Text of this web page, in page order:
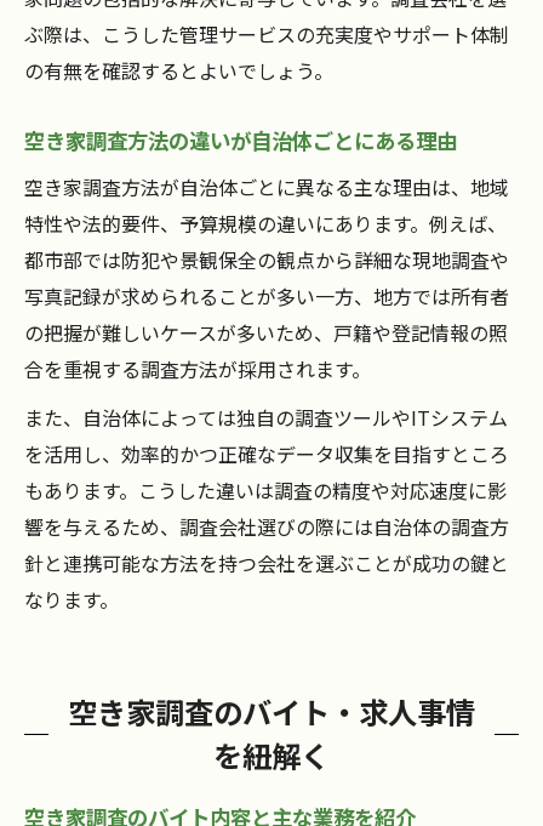
ぶ際は、こうした管理サービスの充実度やサポート体制
の有無を確認するとよいでしょう。
空き家調査方法の違いが自治体ごとにある理由
空き家調査方法が自治体ごとに異なる主な理由は、地域
特性や法的要件、予算規模の違いにあります。例えば、
都市部では防犯や景観保全の観点から詳細な現地調査や
写真記録が求められることが多い一方、地方では所有者
の把握が難しいケースが多いため、戸籍や登記情報の照
合を重視する調査方法が採用されます。
また、自治体によっては独自の調査ツールやITシステム
を活用し、効率的かつ正確なデータ収集を目指すところ
もあります。こうした違いは調査の精度や対応速度に影
響を与えるため、調査会社選びの際には自治体の調査方
針と連携可能な方法を持つ会社を選ぶことが成功の鍵と
なります。
空き家調査のバイト・求人事情
を紐解く
空き家調査のバイト内容と主な業務を紹介